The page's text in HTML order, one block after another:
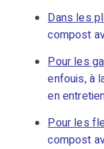
Dans les
compost
Pour les
enfouis, à
en
Pour les
compost